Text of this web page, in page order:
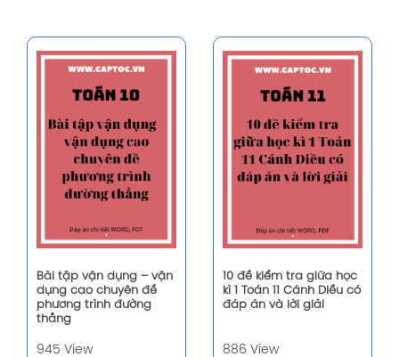
Bài tập vận dụng – vận
dụng cao chuyên đề
phương trình đường
thẳng
945 View
10 đề kiểm tra giữa học
kì 1 Toán 11 Cánh Diều có
đáp án và lời giải
886 View